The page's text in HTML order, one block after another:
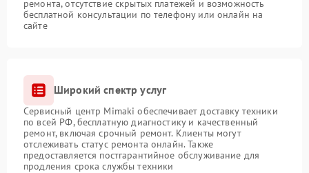
ремонта, отсутствие скрытых платежей и возможность
бесплатной консультации по телефону или онлайн на
сайте
Широкий спектр услуг
Сервисный центр Mimaki обеспечивает доставку техники
по всей РФ, бесплатную диагностику и качественный
ремонт, включая срочный ремонт. Клиенты могут
отслеживать статус ремонта онлайн. Также
предоставляется постгарантийное обслуживание для
продления срока службы техники